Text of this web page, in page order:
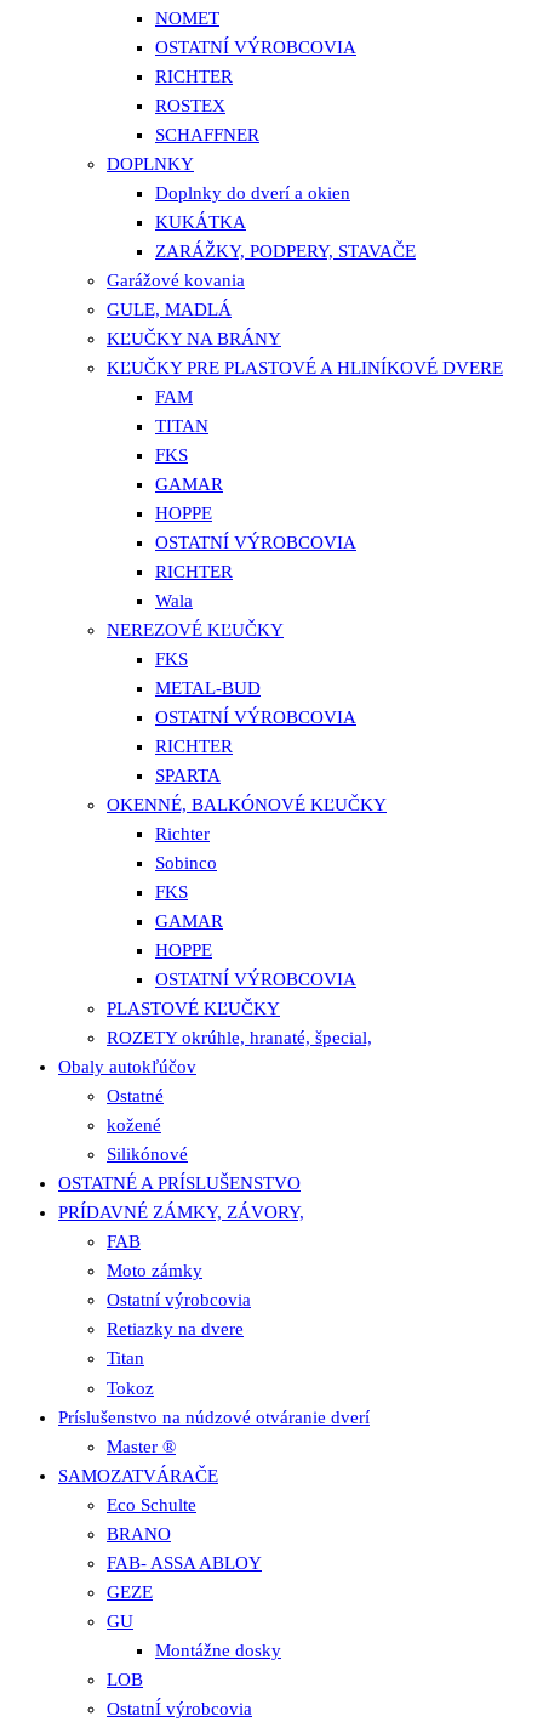
NOMET
OSTATNÍ VÝROBCOVIA
RICHTER
ROSTEX
SCHAFFNER
DOPLNKY
Doplnky do dverí a okien
KUKÁTKA
ZARÁŽKY, PODPERY, STAVAČE
Garážové kovania
GULE, MADLÁ
KĽUČKY NA BRÁNY
KĽUČKY PRE PLASTOVÉ A HLINÍKOVÉ DVERE
FAM
TITAN
FKS
GAMAR
HOPPE
OSTATNÍ VÝROBCOVIA
RICHTER
Wala
NEREZOVÉ KĽUČKY
FKS
METAL-BUD
OSTATNÍ VÝROBCOVIA
RICHTER
SPARTA
OKENNÉ, BALKÓNOVÉ KĽUČKY
Richter
Sobinco
FKS
GAMAR
HOPPE
OSTATNÍ VÝROBCOVIA
PLASTOVÉ KĽUČKY
ROZETY okrúhle, hranaté, špecial,
Obaly autokľúčov
Ostatné
kožené
Silikónové
OSTATNÉ A PRÍSLUŠENSTVO
PRÍDAVNÉ ZÁMKY, ZÁVORY,
FAB
Moto zámky
Ostatní výrobcovia
Retiazky na dvere
Titan
Tokoz
Príslušenstvo na núdzové otváranie dverí
Master ®
SAMOZATVÁRAČE
Eco Schulte
BRANO
FAB- ASSA ABLOY
GEZE
GU
Montážne dosky
LOB
OstatnÍ výrobcovia